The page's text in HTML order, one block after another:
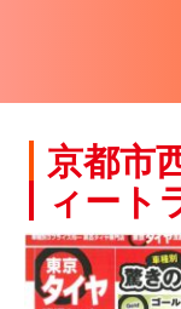
京都
ィート